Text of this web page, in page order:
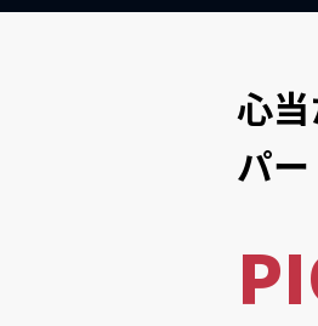
心当
パ